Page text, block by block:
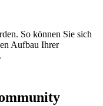
So können Sie sich
Aufbau Ihrer